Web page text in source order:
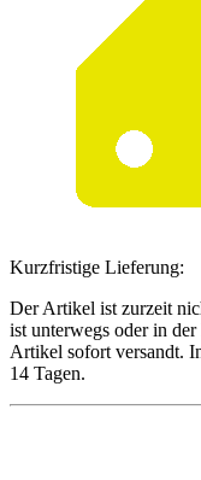
Kurzfristige Lieferung:
Der Artikel ist zurzeit
ist unterwegs oder in
Artikel sofort versandt.
14 Tagen.